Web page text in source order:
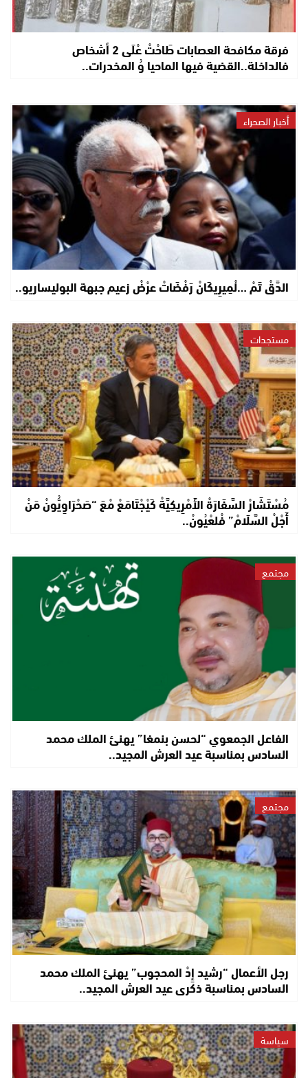
فرقة مكافحة العصابات طَاحْتْ عْلَى 2 أشخاص
فالداخلة..القضية فيها الماحيا وُ المخدرات..
أخبار الصحراء
الدَّقْ تَمْ …لْمِيرِيكَانْ رَفْضَاتْ عرْضْ زعيم جبهة البوليساريو..
مستجدات
مُسْتَشَارْ السَّفَارَةْ الأَمْرِيكِيَّةْ كَيْجْتَامَعْ مْعَ “صَحْرَاوِيُّونْ مَنْ
أَجْلْ السَّلَامْ” فْلعْيُونْ..
مجتمع
الفاعل الجمعوي “لحسن بنمغا” يهنئ الملك محمد
السادس بمناسبة عيد العرش المجيد..
مجتمع
رجل الأعمال “رشيد إِدْ المحجوب” يهنئ الملك محمد
السادس بمناسبة ذكرى عيد العرش المجيد..
سياسة